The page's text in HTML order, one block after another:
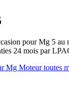
pour Mg 5 au
24 mois par
Mg Moteur toutes